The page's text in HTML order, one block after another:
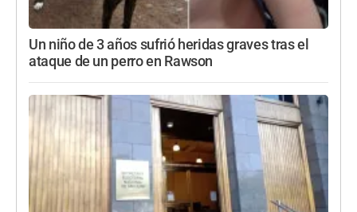
Un niño de 3 años sufrió heridas graves tras el
ataque de un perro en Rawson